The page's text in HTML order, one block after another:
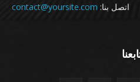
اتصل بنا: contact@yoursite.com